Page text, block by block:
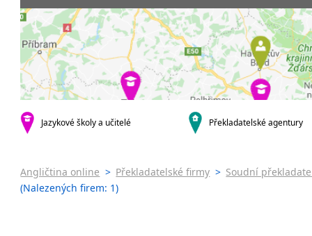
Praha 6
Praha 7
Praha 8
Praha 10
krajská města
Ostrava
Olomouc
Hradec Králové
Jazykové školy a učitelé Překladatelské agentury
Angličtina online > Překladatelské firmy > Soudní
(Nalezených firem: 1)